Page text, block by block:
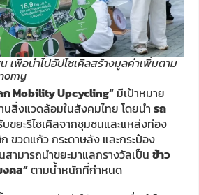
เพื่อนำไปอัปไซเคิลสร้างมูลค่าเพิ่มตาม
ก Mobility Upcycling” มีเป้าหมาย
นสิ่งแวดล้อมในสังคมไทย โดยนำรถ
ขยะรีไซเคิลจากชุมชนและแหล่งท่อง
ขวดแก้ว กระดาษลัง และกระป๋อง
สามารถนำขยะมาแลกรางวัลเป็นข้าว
งคล”ตามน้ำหนักที่กำหนด